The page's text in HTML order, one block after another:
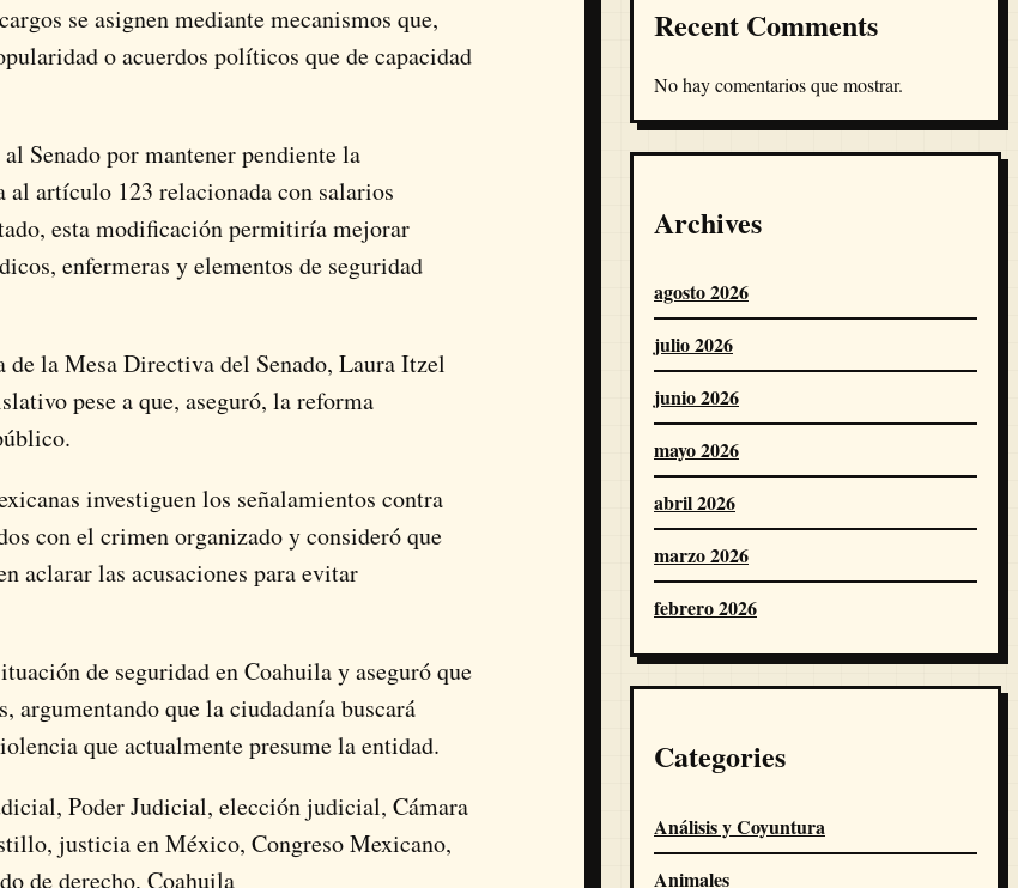
se asignen mediante mecanismos que,
o acuerdos políticos que de capacidad
Senado por mantener pendiente la
artículo 123 relacionada con salarios
esta modificación permitiría mejorar
enfermeras y elementos de seguridad
la Mesa Directiva del Senado, Laura Itzel
pese a que, aseguró, la reforma
investiguen los señalamientos contra
con el crimen organizado y consideró que
aclarar las acusaciones para evitar
de seguridad en Coahuila y aseguró que
argumentando que la ciudadanía buscará
que actualmente presume la entidad.
Poder Judicial, elección judicial, Cámara
justicia en México, Congreso Mexicano,
de derecho, Coahuila
Recent Comments
No hay comentarios que mostrar.
Archives
agosto 2026
julio 2026
junio 2026
mayo 2026
abril 2026
marzo 2026
febrero 2026
Categories
Análisis y Coyuntura
Animales